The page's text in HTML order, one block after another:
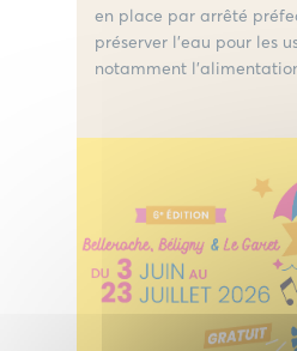
en place par arrêté
préserver l’eau pour les
notamment